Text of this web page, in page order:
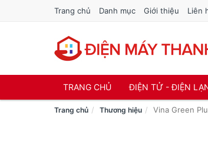
Trang chủ Danh mục Giới thiệu Liên
TRANG CHỦ ĐIỆN TỬ - ĐIỆN
Trang chủ Thương hiệu Vina Green